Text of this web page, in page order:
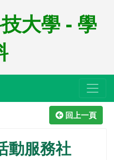
大學 - 學
回上一頁
動服務社